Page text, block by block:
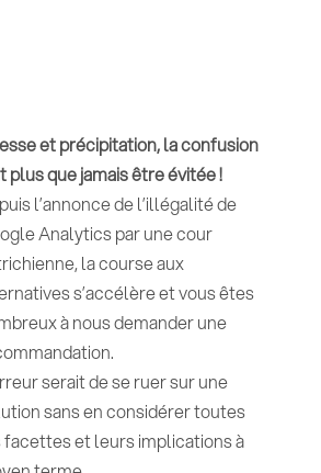
et précipitation, la confusion
plus que jamais être évitée !
l’annonce de l’illégalité de
Analytics par une cour
la course aux
s’accélère et vous êtes
à nous demander une
serait de se ruer sur une
sans en considérer toutes
facettes et leurs implications à